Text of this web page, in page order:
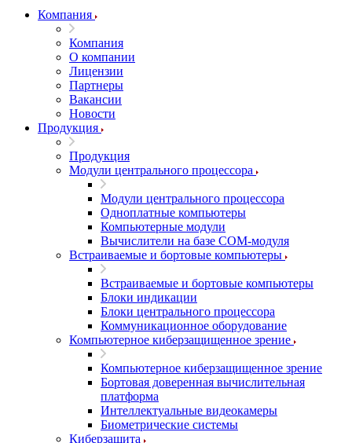
Компания
Компания
О компании
Лицензии
Партнеры
Вакансии
Новости
Продукция
Продукция
Модули центрального процессора
Модули центрального процессора
Одноплатные компьютеры
Компьютерные модули
Вычислители на базе COM-модуля
Встраиваемые и бортовые компьютеры
Встраиваемые и бортовые компьютеры
Блоки индикации
Блоки центрального процессора
Коммуникационное оборудование
Компьютерное киберзащищенное зрение
Компьютерное киберзащищенное зрение
Бортовая доверенная вычислительная
платформа
Интеллектуальные видеокамеры
Биометрические системы
Киберзащита